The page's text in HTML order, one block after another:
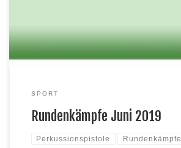
SPORT
Rundenkämpfe Juni 2019
Perkussionspistole Rundenkämpfe